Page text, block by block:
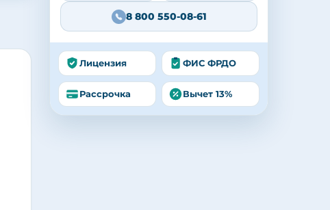
8 800 550-08-61
Лицензия ФИС ФРДО
Рассрочка Вычет 13%